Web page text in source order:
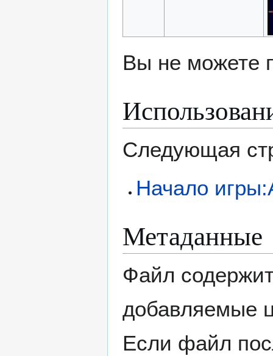
Вы не можете
Следующая
Начало
Метаданные
Файл
добавляемые
Если файл